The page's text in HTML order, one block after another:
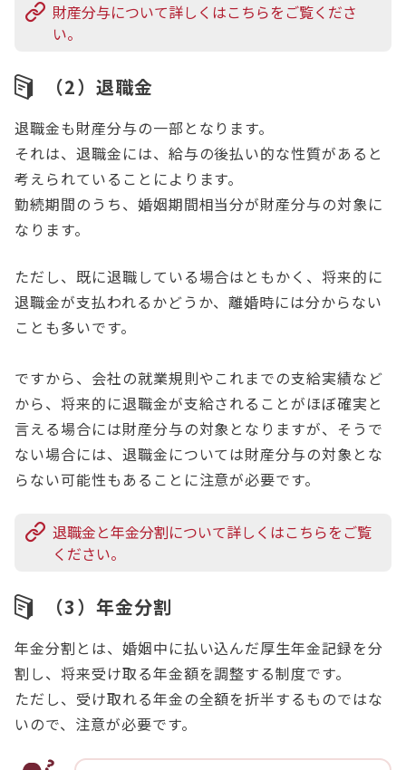
財産分与について詳しくはこちらをご覧くださ
い。
（2）退職金
退職金も財産分与の一部となります。
それは、退職金には、給与の後払い的な性質があると
考えられていることによります。
勤続期間のうち、婚姻期間相当分が財産分与の対象に
なります。
ただし、既に退職している場合はともかく、将来的に
退職金が支払われるかどうか、離婚時には分からない
ことも多いです。
ですから、会社の就業規則やこれまでの支給実績など
から、将来的に退職金が支給されることがほぼ確実と
言える場合には財産分与の対象となりますが、そうで
ない場合には、退職金については財産分与の対象とな
らない可能性もあることに注意が必要です。
退職金と年金分割について詳しくはこちらをご覧
ください。
（3）年金分割
年金分割とは、婚姻中に払い込んだ厚生年金記録を分
割し、将来受け取る年金額を調整する制度です。
ただし、受け取れる年金の全額を折半するものではな
いので、注意が必要です。